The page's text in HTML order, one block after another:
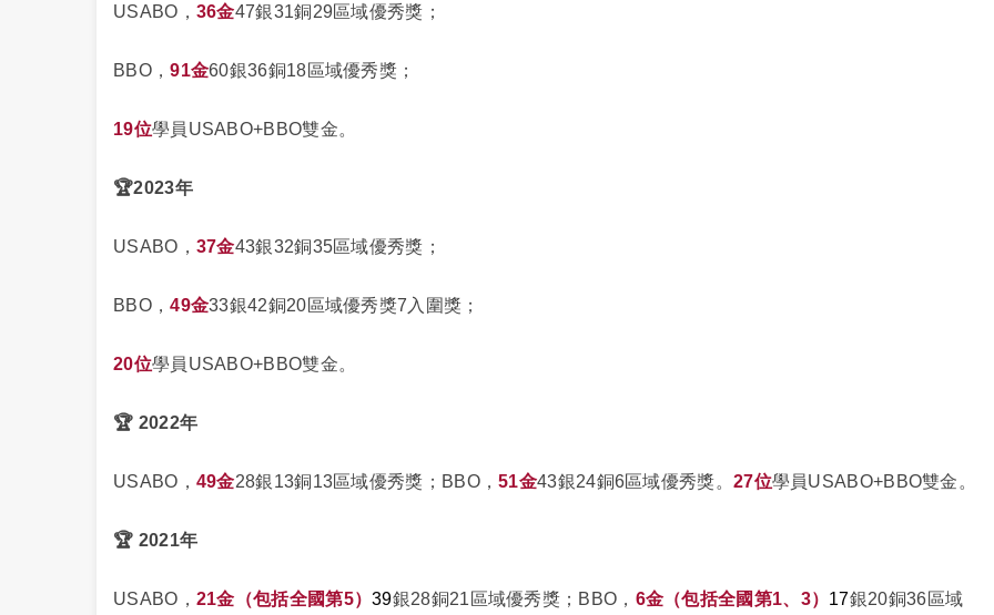
USABO， 36金47銀31銅29區域優秀獎；
BBO，91金60銀36銅18區域優秀獎；
19位學員USABO+BBO雙金。
🏆2023年
USABO， 37金43銀32銅35區域優秀獎；
BBO，49金33銀42銅20區域優秀獎7入圍獎；
20位學員USABO+BBO雙金。
🏆 2022年
USABO， 49金28銀13銅13區域優秀獎；BBO，51金43銀24銅6區域優秀獎。 27位學員USABO+BBO雙金。
🏆 2021年
USABO， 21金（包括全國第5）39銀28銅21區域優秀獎；BBO， 6金（包括全國第1、3） 17銀20銅36區域